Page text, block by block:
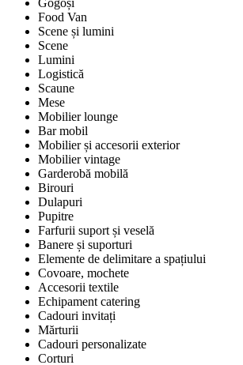
Gogoși
Food Van
Scene și lumini
Scene
Lumini
Logistică
Scaune
Mese
Mobilier lounge
Bar mobil
Mobilier și accesorii exterior
Mobilier vintage
Garderobă mobilă
Birouri
Dulapuri
Pupitre
Farfurii suport și veselă
Banere și suporturi
Elemente de delimitare a spațiului
Covoare, mochete
Accesorii textile
Echipament catering
Cadouri invitați
Mărturii
Cadouri personalizate
Corturi